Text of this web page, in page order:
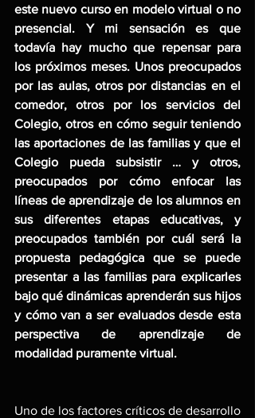
este nuevo curso en modelo virtual o no
presencial. Y mi sensación es que
todavía hay mucho que repensar para
los próximos meses. Unos preocupados
por las aulas, otros por distancias en el
comedor, otros por los servicios del
Colegio, otros en cómo seguir teniendo
las aportaciones de las familias y que el
Colegio pueda subsistir … y otros,
preocupados por cómo enfocar las
líneas de aprendizaje de los alumnos en
sus diferentes etapas educativas, y
preocupados también por cuál será la
propuesta pedagógica que se puede
presentar a las familias para explicarles
bajo qué dinámicas aprenderán sus hijos
y cómo van a ser evaluados desde esta
perspectiva de aprendizaje de
modalidad puramente virtual.
Uno de los factores críticos de desarrollo